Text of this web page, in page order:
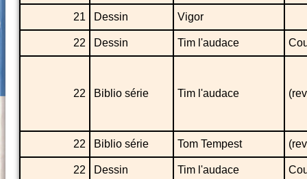
21 Dessin Vigor
22 Dessin Tim l'audace
22 Biblio série Tim l'audace
22 Biblio série Tom Tempest
22 Dessin Tim l'audace